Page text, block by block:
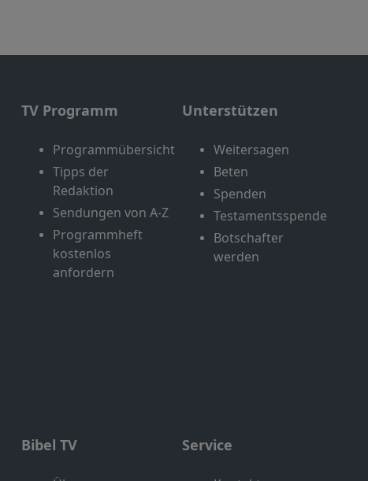
TV Programm
Programmübersicht
Tipps der
Redaktion
Sendungen von A-Z
Programmheft
kostenlos
anfordern
Unterstützen
Weitersagen
Beten
Spenden
Testamentsspende
Botschafter
werden
Bibel TV Service